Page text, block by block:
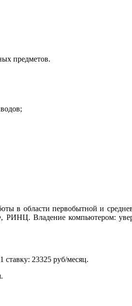
предметов.
в области первобытной и
Владение компьютером:
ставку: 23325 руб/месяц.